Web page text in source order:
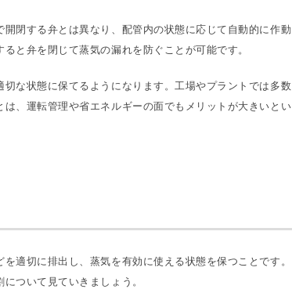
閉する弁とは異なり、配管内の状態に応じて自動的に作動
と弁を閉じて蒸気の漏れを防ぐことが可能です。
な状態に保てるようになります。工場やプラントでは多数
、運転管理や省エネルギーの面でもメリットが大きいとい
適切に排出し、蒸気を有効に使える状態を保つことです。
ついて見ていきましょう。